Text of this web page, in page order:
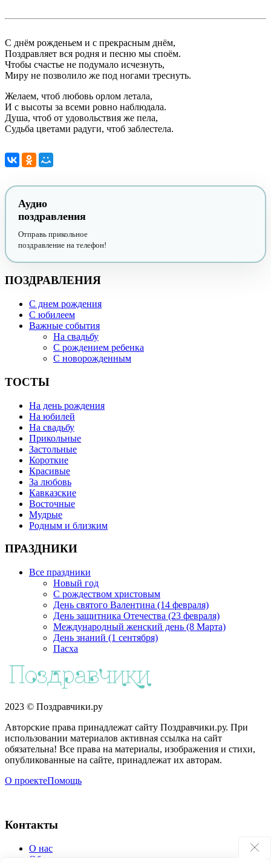
С днём рожденьем и с прекрасным днём,
Поздравляет вся родня и песню мы споём.
Чтобы счастье не подумало исчезнуть,
Миру не позволило же под ногами треснуть.
Желаем, чтоб любовь орлом летала,
И с высоты за всеми ровно наблюдала.
Душа, чтоб от удовольствия же пела,
Судьба цветами радуги, чтоб заблестела.
Аудио
поздравления
Отправь прикольное
поздравление на телефон!
ПОЗДРАВЛЕНИЯ
С днем рождения
С юбилеем
Важные события
На свадьбу
С рождением ребенка
С новорожденным
ТОСТЫ
На день рождения
На юбилей
На свадьбу
Прикольные
Застольные
Короткие
Красивые
За любовь
Кавказские
Восточные
Мудрые
Родным и близким
ПРАЗДНИКИ
Все праздники
Новый год
С рождеством христовым
День святого Валентина (14 февраля)
День защитника Отечества (23 февраля)
Международный женский день (8 Марта)
День знаний (1 сентября)
Пасха
2023 © Поздравчики.ру
Авторские права принадлежат сайту Поздравчики.ру. При
использовании материалов активная ссылка на сайт
обязательна! Все права на материалы, изображения и стихи,
опубликованные на сайте, принадлежат их авторам.
О проектеПомощь
Контакты
О нас
Обратная связь